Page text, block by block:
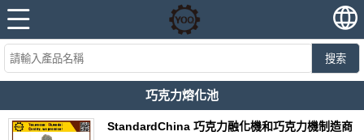
搜索
巧克力熔化池
StandardChina 巧克力融化機和巧克力機制造商